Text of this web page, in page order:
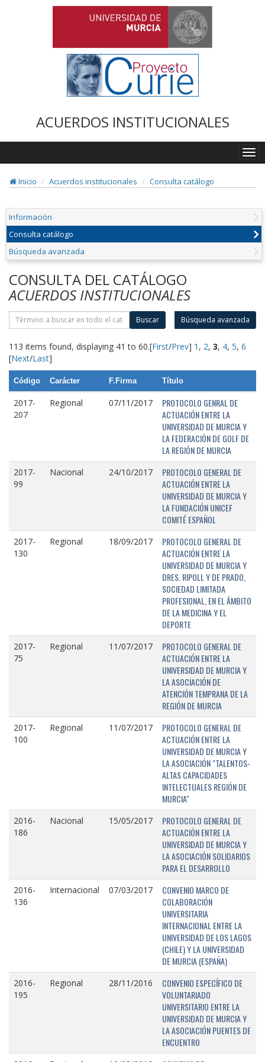
ACUERDOS INSTITUCIONALES
Inicio
Acuerdos institucionales Consulta catálogo
Información
Consulta catálogo
Búsqueda avanzada
CONSULTA DEL CATÁLOGO
ACUERDOS INSTITUCIONALES
Buscar Búsqueda avanzada
113 items found, displaying 41 to 60.[First/Prev] 1 , 2, 3, 4, 5, 6
[Next/Last]
Código Carácter F.Firma Título
2017-
207
Regional 07/11/2017
PROTOCOLO GENRAL DE
ACTUACIÓN ENTRE LA
UNIVERSIDAD DE MURCIA Y
LA FEDERACIÓN DE GOLF DE
LA REGIÓN DE MURCIA
2017-
99
Nacional 24/10/2017
PROTOCOLO GENERAL DE
ACTUACIÓN ENTRE LA
UNIVERSIDAD DE MURCIA Y
LA FUNDACIÓN UNICEF
COMITÉ ESPAÑOL
2017-
130
Regional 18/09/2017
PROTOCOLO GENERAL DE
ACTUACIÓN ENTRE LA
UNIVERSIDAD DE MURCIA Y
DRES. RIPOLL Y DE PRADO,
SOCIEDAD LIMITADA
PROFESIONAL, EN EL ÁMBITO
DE LA MEDICINA Y EL
DEPORTE
2017-
75
Regional 11/07/2017
PROTOCOLO GENERAL DE
ACTUACIÓN ENTRE LA
UNIVERSIDAD DE MURCIA Y
LA ASOCIACIÓN DE
ATENCIÓN TEMPRANA DE LA
REGIÓN DE MURCIA
2017-
100
Regional 11/07/2017
PROTOCOLO GENERAL DE
ACTUACIÓN ENTRE LA
UNIVERSIDAD DE MURCIA Y
LA ASOCIACIÓN "TALENTOS-
ALTAS CAPACIDADES
INTELECTUALES REGIÓN DE
MURCIA"
2016-
186
Nacional 15/05/2017
PROTOCOLO GENERAL DE
ACTUACIÓN ENTRE LA
UNIVERSIDAD DE MURCIA Y
LA ASOCIACIÓN SOLIDARIOS
PARA EL DESARROLLO
2016-
136
Internacional 07/03/2017
CONVENIO MARCO DE
COLABORACIÓN
UNIVERSITARIA
INTERNACIONAL ENTRE LA
UNIVERSIDAD DE LOS LAGOS
(CHILE) Y LA UNIVERSIDAD
DE MURCIA (ESPAÑA)
2016-
195
Regional 28/11/2016
CONVENIO ESPECÍFICO DE
VOLUNTARIADO
UNIVERSITARIO ENTRE LA
UNIVERSIDAD DE MURCIA Y
LA ASOCIACIÓN PUENTES DE
ENCUENTRO